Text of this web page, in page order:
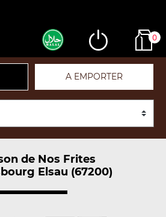
0
A EMPORTER
de Nos Frites
Elsau (67200)